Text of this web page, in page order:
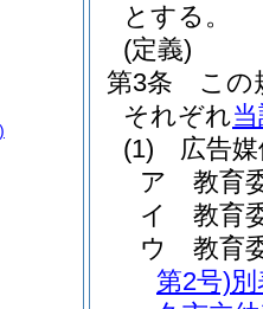
とする。
(定義)
第3条
この
それぞれ
(1)
広告
ア
教育
イ
教育
ウ
教育
第2号)